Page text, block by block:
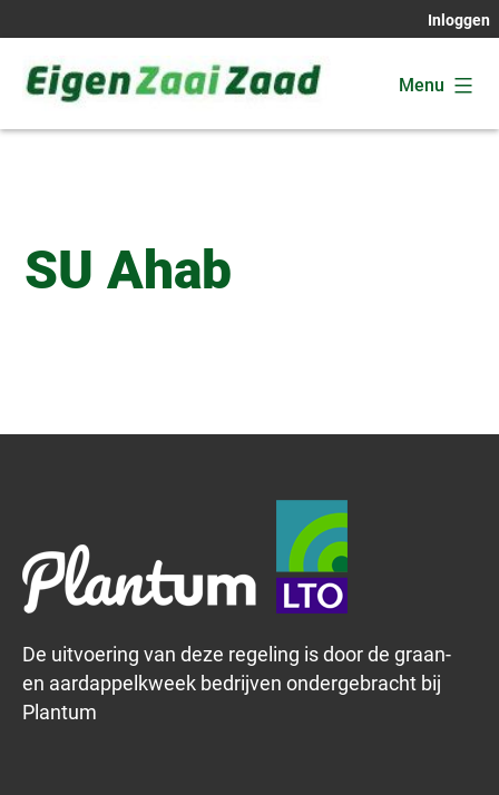
naar
inhoud
Inloggen
Eigen
Menu
SU Ahab
De uitvoering van deze regeling is door de graan-
en aardappelkweek bedrijven ondergebracht bij
Plantum